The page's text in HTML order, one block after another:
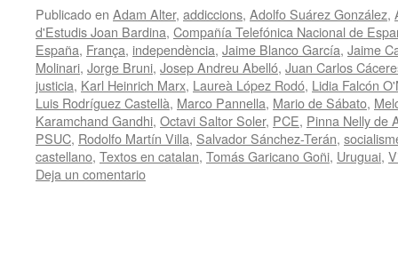
Publicado en Adam Alter, addiccions, Adolfo Suárez González,
d'Estudis Joan Bardina, Compañía Telefónica Nacional de
España, França, independència, Jaime Blanco García, Jaime
Molinari, Jorge Bruni, Josep Andreu Abelló, Juan Carlos
justicia, Karl Heinrich Marx, Laureà López Rodó, Lidia Falcón
Luis Rodríguez Castellà, Marco Pannella, Mario de Sábato,
Karamchand Gandhi, Octavi Saltor Soler, PCE, Pinna Nelly de
PSUC, Rodolfo Martín Villa, Salvador Sánchez-Terán,
castellano, Textos en catalan, Tomás Garicano Goñi, Uruguai,
Deja un comentario